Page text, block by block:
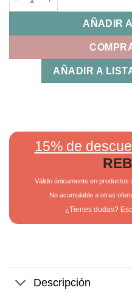
AÑADIR
AÑADIR A
15% de
Válido únicamente en
No acumulable a otras
¿Tienes dudas?
Descripción